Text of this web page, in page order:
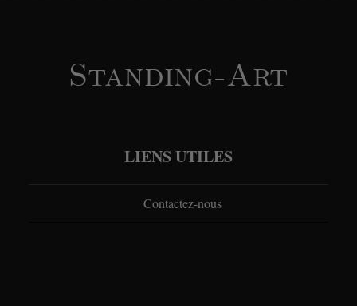
Standing-Art
LIENS UTILES
Contactez-nous